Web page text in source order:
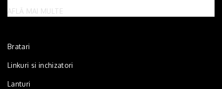
AFLĂ MAI MULTE
Bratari
Linkuri si inchizatori
Lanturi